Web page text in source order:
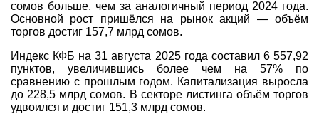
сомов больше, чем за аналогичный период 2024 года.
Основной рост пришёлся на рынок акций — объём
торгов достиг 157,7 млрд сомов.
Индекс КФБ на 31 августа 2025 года составил 6 557,92
пунктов, увеличившись более чем на 57% по
сравнению с прошлым годом. Капитализация выросла
до 228,5 млрд сомов. В секторе листинга объём торгов
удвоился и достиг 151,3 млрд сомов.